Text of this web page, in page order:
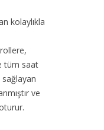
kolaylıkla
tüm saat
ve